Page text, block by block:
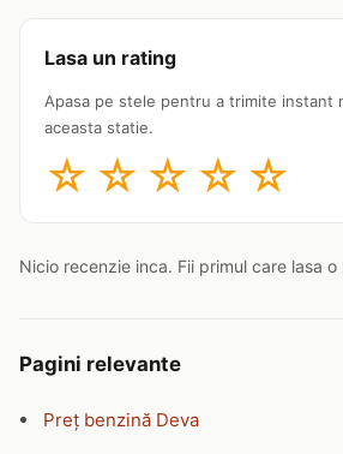
Lasa un rating
Apasa pe stele pentru a trimite instant
aceasta statie.
☆ ☆ ☆ ☆ ☆
Nicio recenzie inca. Fii primul care lasa o
Pagini relevante
Preț benzină Deva